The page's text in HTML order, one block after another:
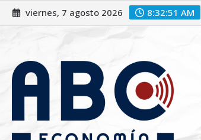
viernes, 7 agosto 2026 8:32:53 AM